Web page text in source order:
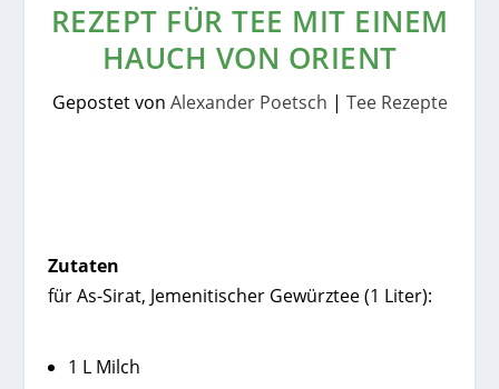
REZEPT FÜR TEE MIT EINEM
HAUCH VON ORIENT
Gepostet von Alexander Poetsch | Tee Rezepte
Zutaten
für As-Sirat, Jemenitischer Gewürztee (1 Liter):
1 L Milch